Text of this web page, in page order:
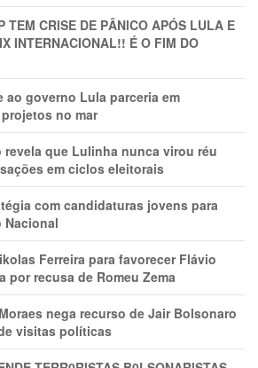
TEM CRlSE DE PÂNlCO APÓS LULA E
INTERNACIONAL!! É O FIM DO
ao governo Lula parceria em
no mar
revela que Lulinha nunca virou réu
em ciclos eleitorais
com candidaturas jovens para
Nacional
Ferreira para favorecer Flávio
por recusa de Romeu Zema
nega recurso de Jair Bolsonaro
visitas políticas